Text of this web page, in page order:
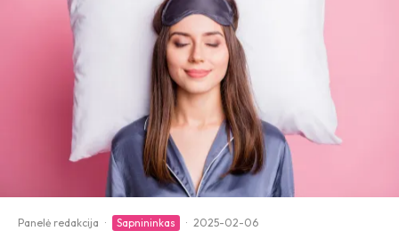
Panelė redakcija · Sapnininkas · 2025-02-06